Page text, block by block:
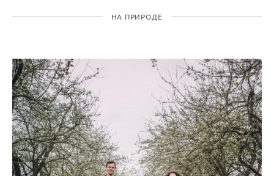
НА ПРИРОДЕ